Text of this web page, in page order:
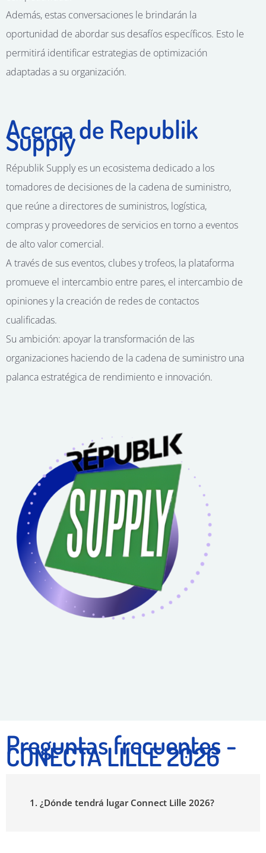
Además, estas conversaciones le brindarán la
oportunidad de abordar sus desafíos específicos. Esto le
permitirá identificar estrategias de optimización
adaptadas a su organización.
Acerca de Republik
Supply
Républik Supply es un ecosistema dedicado a los
tomadores de decisiones de la cadena de suministro,
que reúne a directores de suministros, logística,
compras y proveedores de servicios en torno a eventos
de alto valor comercial.
A través de sus eventos, clubes y trofeos, la plataforma
promueve el intercambio entre pares, el intercambio de
opiniones y la creación de redes de contactos
cualificadas.
Su ambición: apoyar la transformación de las
organizaciones haciendo de la cadena de suministro una
palanca estratégica de rendimiento e innovación.
Preguntas frecuentes -
CONECTA LILLE 2026
1. ¿Dónde tendrá lugar Connect Lille 2026?